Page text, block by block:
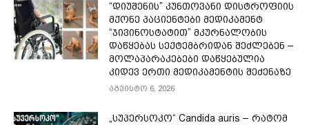
“დიუშენის” კუნთოვანი დისტროფიის
მქონე პაციენტები მედიკამენტ
“ჯივინოსტატით” მკურნალობის
დაწყებას სექტემბრიდან შეძლებენ –
მოლაპარაკებები დაწყებულია
კიდევ ერთი მედიკამენტის შეძენაზე
აგვისტო 6, 2026
„სუპერსოკო“ Candida auris – რატომ